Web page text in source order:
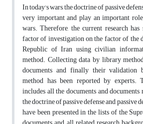
In today's wars, the doctrine of passive
very important and play an important
wars. Therefore, the current research
factor of investigation on the factor of the
Republic of Iran using civilian
method. Collecting data by library
documents and finally their validation
method has been reported by experts.
includes all the documents and
the doctrine of passive defense and passive
have been presented in the lists of the